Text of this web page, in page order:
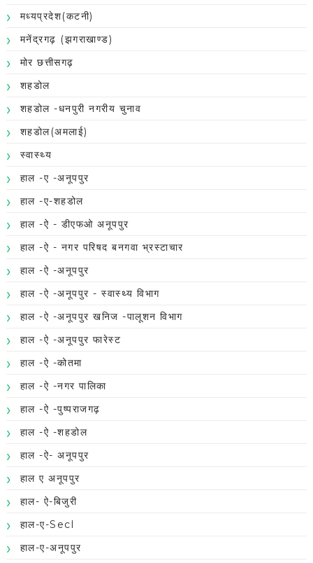
मध्यप्रदेश(कटनी)
मनेंद्रगढ़ (झगराखाण्ड)
मोर छत्तीसगढ़
शहडोल
शहडोल -धनपुरी नगरीय चुनाव
शहडोल(अमलाई)
स्वास्थ्य
हाल -ए -अनूपपुर
हाल -ए-शहडोल
हाल -ऐ - डीएफओ अनूपपुर
हाल -ऐ - नगर परिषद बनगवा भ्रस्टाचार
हाल -ऐ -अनूपपुर
हाल -ऐ -अनूपपुर - स्वास्थ्य विभाग
हाल -ऐ -अनूपपुर खनिज -पालूशन विभाग
हाल -ऐ -अनूपपुर फारेस्ट
हाल -ऐ -कोतमा
हाल -ऐ -नगर पालिका
हाल -ऐ -पुष्पराजगढ़
हाल -ऐ -शहडोल
हाल -ऐ- अनूपपुर
हाल ए अनूपपुर
हाल- ऐ-बिजुरी
हाल-ए-Secl
हाल-ए-अनूपपुर